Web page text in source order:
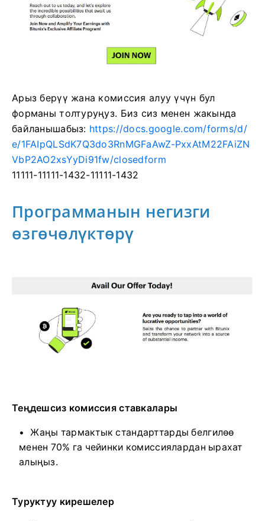
Арыз берүү жана комиссия алуу үчүн бул
форманы толтуруңуз. Биз сиз менен жакында
байланышабыз: https://docs.google.com/forms/d/
e/1FAIpQLSdK7Q3do3RnMGFaAwZ-PxxAtM22FAiZN
VbP2AO2xsYyDi91fw/closedform
11111-11111-1432-11111-1432
Программанын негизги
өзгөчөлүктөрү
Теңдешсиз комиссия ставкалары
Жаңы тармактык стандарттарды белгилөө
менен 70% га чейинки комиссиялардан ырахат
алыңыз.
Туруктуу кирешелер